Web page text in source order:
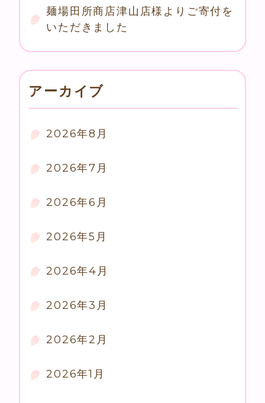
麺場田所商店津山店様よりご寄付を
いただきました
アーカイブ
2026年8月
2026年7月
2026年6月
2026年5月
2026年4月
2026年3月
2026年2月
2026年1月